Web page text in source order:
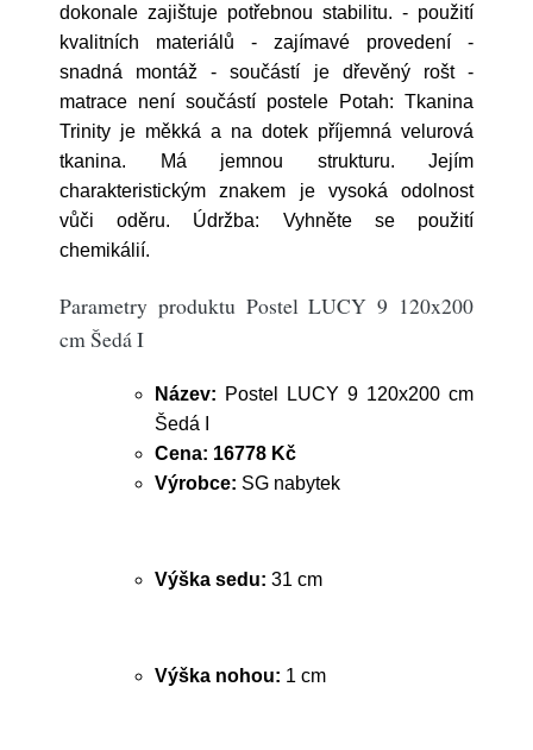
dokonale zajištuje potřebnou stabilitu. - použití
kvalitních materiálů - zajímavé provedení -
snadná montáž - součástí je dřevěný rošt -
matrace není součástí postele Potah: Tkanina
Trinity je měkká a na dotek příjemná velurová
tkanina. Má jemnou strukturu. Jejím
charakteristickým znakem je vysoká odolnost
vůči oděru. Údržba: Vyhněte se použití
chemikálií.
Parametry produktu Postel LUCY 9 120x200
cm Šedá I
Název: Postel LUCY 9 120x200 cm
Šedá I
Cena: 16778 Kč
Výrobce: SG nabytek
Výška sedu: 31 cm
Výška nohou: 1 cm